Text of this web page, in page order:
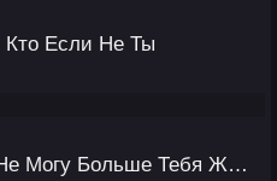
Кто Если Не Ты
Ника Жукова - Не Могу Больше Тебя Ждать (OST Плакса-2)